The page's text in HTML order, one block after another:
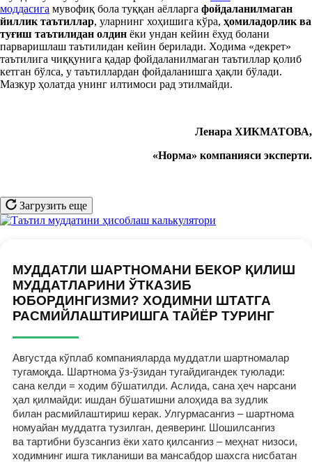
моддасига мувофиқ бола туққан аёлларга фойдаланилмаган
йиллик таътиллар, уларнинг хоҳишига кўра, ҳомиладорлик ва
туғиш таътилидан олдин ёки ундан кейин ёхуд болани
парваришлаш таътилидан кейин берилади. Ходима «декрет»
таътилига чиққунига қадар фойдаланилмаган таътиллар қолиб
кетган бўлса, у таътиллардан фойдаланишга ҳақли бўлади.
Мазкур ҳолатда унинг илтимоси рад этилмайди.
Ленара ХИКМАТОВА,
«Норма» компанияси эксперти.
Загрузить еще
МУДДАТЛИ ШАРТНОМАНИ БЕКОР ҚИЛИШ
МУДДАТЛАРИНИ ЎТКАЗИБ
ЮБОРДИНГИЗМИ? ХОДИМНИ ШТАТГА
РАСМИЙЛАШТИРИШГА ТАЙЁР ТУРИНГ
Августда кўплаб компанияларда муддатли шартномалар
тугамоқда. Шартнома ўз-ўзидан тугайдигандек туюлади:
сана келди = ходим бўшатилди. Аслида, сана ҳеч нарсани
ҳал қилмайди: ишдан бўшатишни алоҳида ва зудлик
билан расмийлаштириш керак. Улгурмасангиз – шартнома
номуайан муддатга тузилган, деяверинг. Шошилсангиз
ва тартибни бузсангиз ёки хато қилсангиз – меҳнат низоси,
ходимнинг ишга тикланиши ва мансабдор шахсга нисбатан